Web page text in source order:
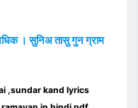
। सुनिअ तासु गुन ग्राम
,sundar kand lyrics